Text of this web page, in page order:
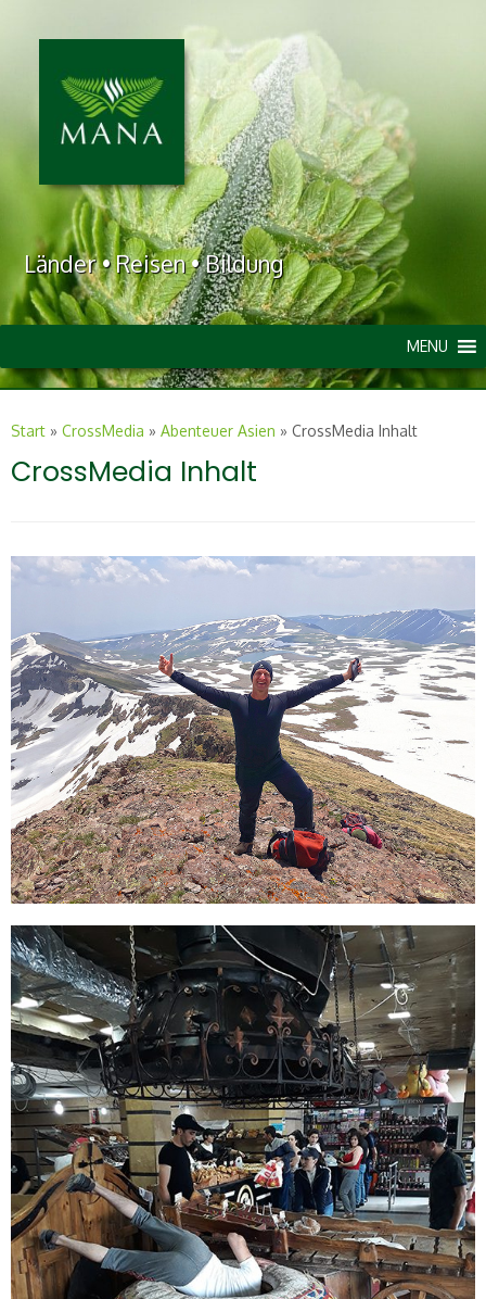
Länder • Reisen • Bildung
MENU
Start » CrossMedia » Abenteuer Asien » CrossMedia Inhalt
CrossMedia Inhalt